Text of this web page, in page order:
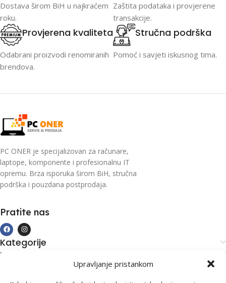
Upravljanje pristankom
Dostava širom BiH u najkraćem
roku.
Zaštita podataka i provjerene
transakcije.
Provjerena kvaliteta
Odabrani proizvodi renomiranih
brendova.
Stručna podrška
Pomoć i savjeti iskusnog tima.
PC ONER je specijalizovan za računare,
laptope, komponente i profesionalnu IT
opremu. Brza isporuka širom BiH, stručna
podrška i pouzdana postprodaja.
Pratite nas
Kategorije
Kupovina i podrška
Kontakt informacije